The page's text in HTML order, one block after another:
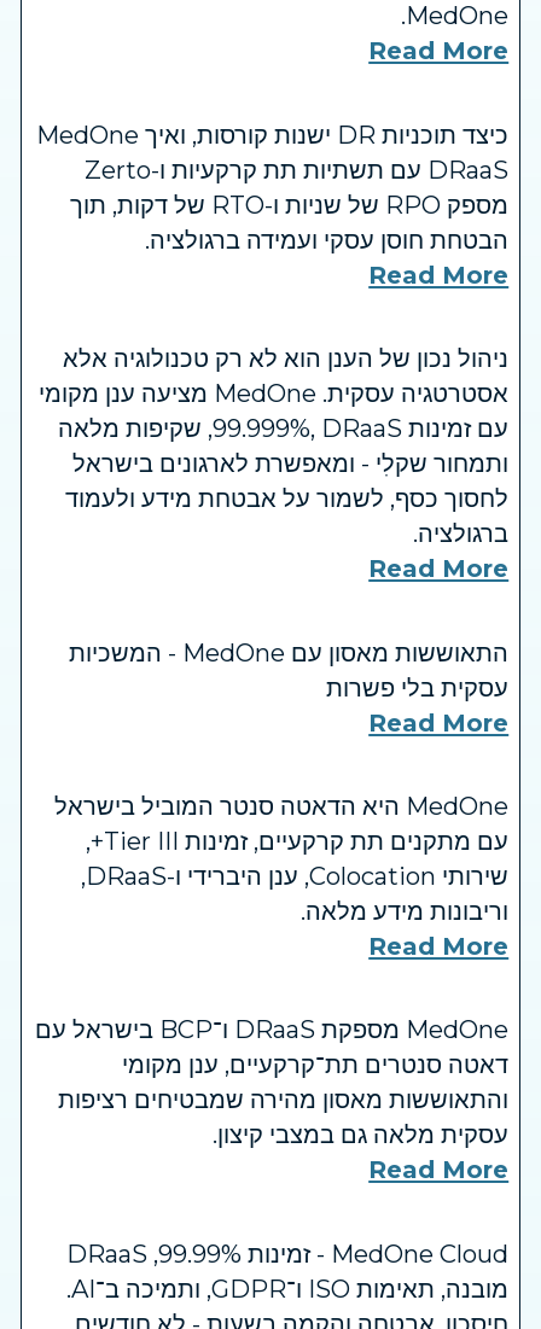
MedOne.
Read More
כיצד תוכניות DR ישנות קורסות, ואיך MedOne
DRaaS עם תשתיות תת קרקעיות ו-Zerto
מספק RPO של שניות ו-RTO של דקות, תוך
הבטחת חוסן עסקי ועמידה ברגולציה.
Read More
ניהול נכון של הענן הוא לא רק טכנולוגיה אלא
אסטרטגיה עסקית. MedOne מציעה ענן מקומי
עם זמינות ‎99.999%‎, DRaaS, שקיפות מלאה
ותמחור שקלִי - ומאפשרת לארגונים בישראל
לחסוך כסף, לשמור על אבטחת מידע ולעמוד
ברגולציה.
Read More
התאוששות מאסון עם MedOne - המשכיות
עסקית בלי פשרות
Read More
MedOne היא הדאטה סנטר המוביל בישראל
עם מתקנים תת קרקעיים, זמינות Tier III+,
שירותי Colocation, ענן היברידי ו-DRaaS,
וריבונות מידע מלאה.
Read More
MedOne מספקת DRaaS ו־BCP בישראל עם
דאטה סנטרים תת־קרקעיים, ענן מקומי
והתאוששות מאסון מהירה שמבטיחים רציפות
עסקית מלאה גם במצבי קיצון.
Read More
MedOne Cloud - זמינות ‎99.99%, ‏DRaaS
מובנה, תאימות ‏ISO ו־GDPR, ותמיכה ב־AI.